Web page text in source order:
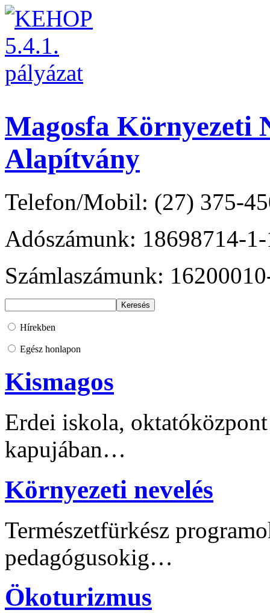
Magosfa Környezeti
Alapítvány
Telefon/Mobil: (27) 375-
Adószámunk: 18698714-
Számlaszámunk:
Hírekben
Egész honlapon
Kismagos
Erdei iskola,
kapujában…
Környezeti nevelés
Természetfürkész
pedagógusokig…
Ökoturizmus